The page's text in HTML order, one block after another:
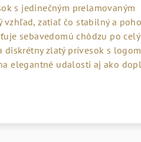
s jedinečným prelamovaným
vzhľad, zatiaľ čo stabilný a
sebavedomú chôdzu po celý
zlatý prívesok s logom
elegantné udalosti aj ako